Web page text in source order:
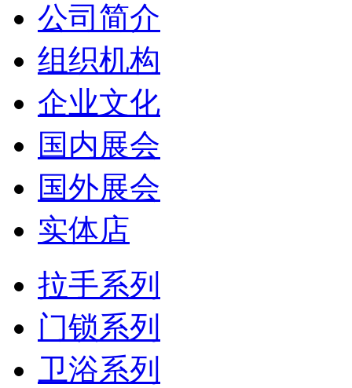
公司简介
组织机构
企业文化
国内展会
国外展会
实体店
拉手系列
门锁系列
卫浴系列